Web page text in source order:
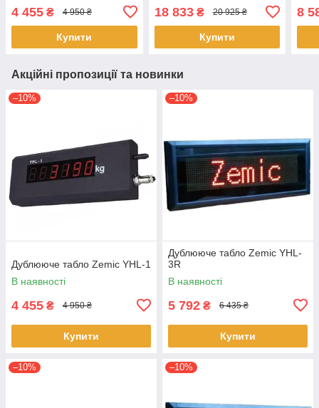
4 455 ₴ 4 950 ₴
Купити
18 833₴ 20 925 ₴
Купити
8
Акційні пропозиції та новинки
–10%
Дублююче табло Zemic YHL-1
В наявності
4 455 ₴ 4 950 ₴
Купити
–10%
Дублююче табло Zemic YHL-
3R
В наявності
5 792 ₴ 6 435 ₴
Купити
–10% –10%